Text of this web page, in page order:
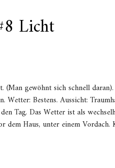
Licht
gewöhnt sich schnell
Wetter: Bestens. Aussicht:
Tag. Das Wetter ist als
dem Haus, unter einem